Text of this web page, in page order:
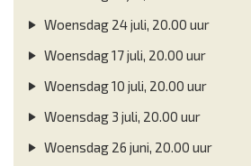
Woensdag 24 juli, 20.00 uur
Woensdag 17 juli, 20.00 uur
Woensdag 10 juli, 20.00 uur
Woensdag 3 juli, 20.00 uur
Woensdag 26 juni, 20.00 uur